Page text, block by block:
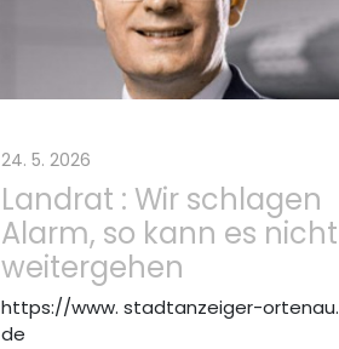
24. 5. 2026
Landrat : Wir schlagen
Alarm, so kann es nicht
weitergehen
https://www. stadtanzeiger-ortenau.
de